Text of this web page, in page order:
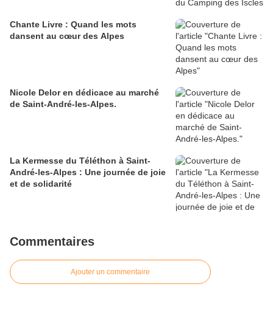
Chante Livre : Quand les mots
dansent au cœur des Alpes
Nicole Delor en dédicace au marché
de Saint-André-les-Alpes.
La Kermesse du Téléthon à Saint-
André-les-Alpes : Une journée de joie
et de solidarité
Commentaires
Ajouter un commentaire